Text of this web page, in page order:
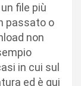
file più
passato o
non
in cui sul
ed è qui